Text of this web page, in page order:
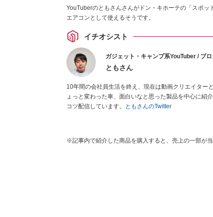
YouTuberのともさんさんがドン・キホーテの「スポ
エアコンとして使えるそうです。
イチオシスト
ガジェット・キャンプ系YouTuber / ブ
ともさん
10年間の会社員生活を終え、現在は動画クリエイター
ょっと変わった車、面白いなと思った製品を中心に紹
コツ配信しています。
ともさんのTwitter
※記事内で紹介した商品を購入すると、売上の一部が